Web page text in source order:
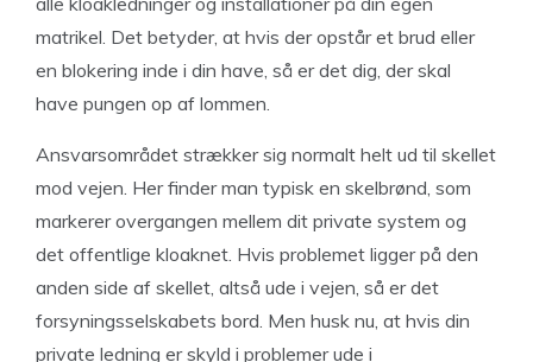
matrikel. Det betyder, at hvis der opstår et brud eller
en blokering inde i din have, så er det dig, der skal
have pungen op af lommen.
Ansvarsområdet strækker sig normalt helt ud til skellet
mod vejen. Her finder man typisk en skelbrønd, som
markerer overgangen mellem dit private system og
det offentlige kloaknet. Hvis problemet ligger på den
anden side af skellet, altså ude i vejen, så er det
forsyningsselskabets bord. Men husk nu, at hvis din
private ledning er skyld i problemer ude i